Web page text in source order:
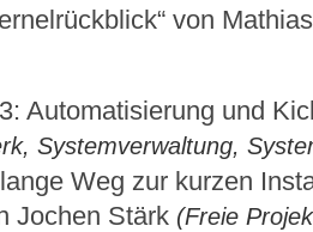
von
Automatisierung und
Systemverwaltung,
Weg zur kurzen
Jochen Stärk (Freie